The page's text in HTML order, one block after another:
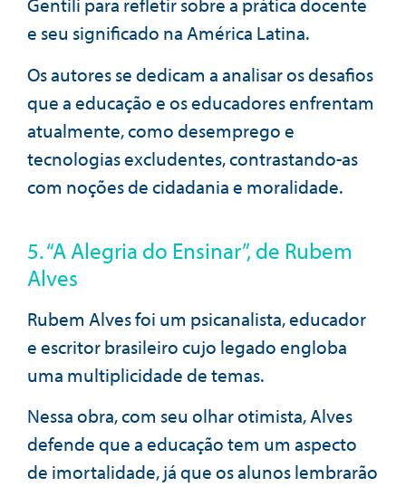
Gentili para refletir sobre a prática docente
e seu significado na América Latina.
Os autores se dedicam a analisar os desafios
que a educação e os educadores enfrentam
atualmente, como desemprego e
tecnologias excludentes, contrastando-as
com noções de cidadania e moralidade.
5. “A Alegria do Ensinar”, de Rubem
Alves
Rubem Alves foi um psicanalista, educador
e escritor brasileiro cujo legado engloba
uma multiplicidade de temas.
Nessa obra, com seu olhar otimista, Alves
defende que a educação tem um aspecto
de imortalidade, já que os alunos lembrarão